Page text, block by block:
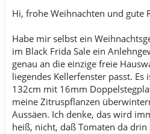
Hi, frohe Weihnachten und gute
Habe mir selbst ein
im Black Frida Sale ein
genau an die einzige freie
liegendes Kellerfenster passt.
132cm mit 16mm
meine Zitruspflanzen
Aussäen. Ich denke, das wird
heiß, nicht, daß Tomaten da